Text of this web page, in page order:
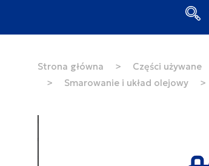
Strona główna > Części używane
>
Smarowanie i układ olejowy >